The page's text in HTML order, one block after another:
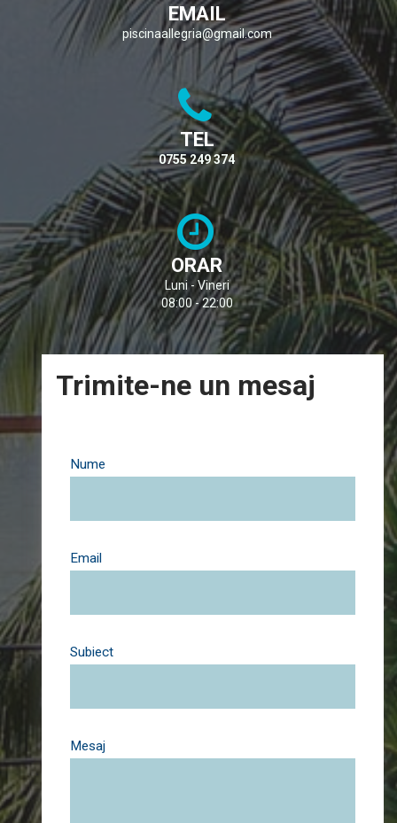
EMAIL
piscinaallegria@gmail.com
TEL
0755 249 374
ORAR
Luni - Vineri
08:00 - 22:00
Trimite-ne un mesaj
Nume
Email
Subiect
Mesaj